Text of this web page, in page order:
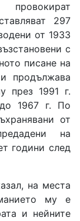
297
от 1933
с
писане на
продължава
през 1991 г.
до 1967 г. По
от
на
години след
на места
му е
и нейните